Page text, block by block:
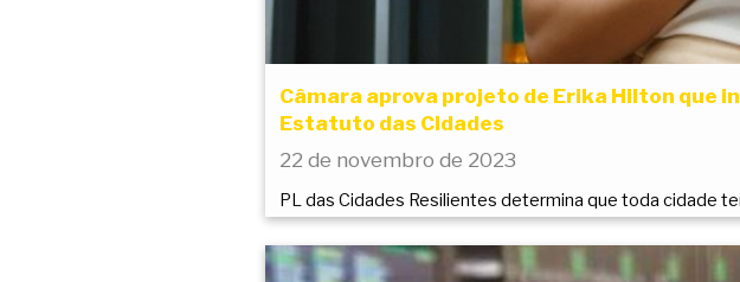
Câmara aprova projeto de Erika Hilton que
Estatuto das Cidades
22 de novembro de 2023
PL das Cidades Resilientes determina que toda cidade